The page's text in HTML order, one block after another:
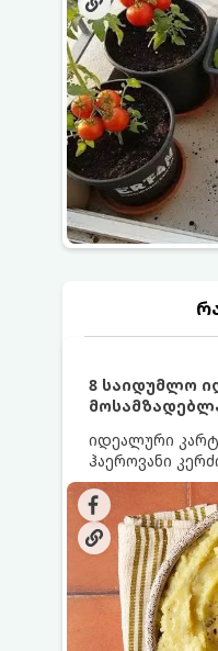
8 საიდუმლო
იდეალური
ჰაეროვანი
ნაღების-
ძალიან
საიდუმლო,
პიურე